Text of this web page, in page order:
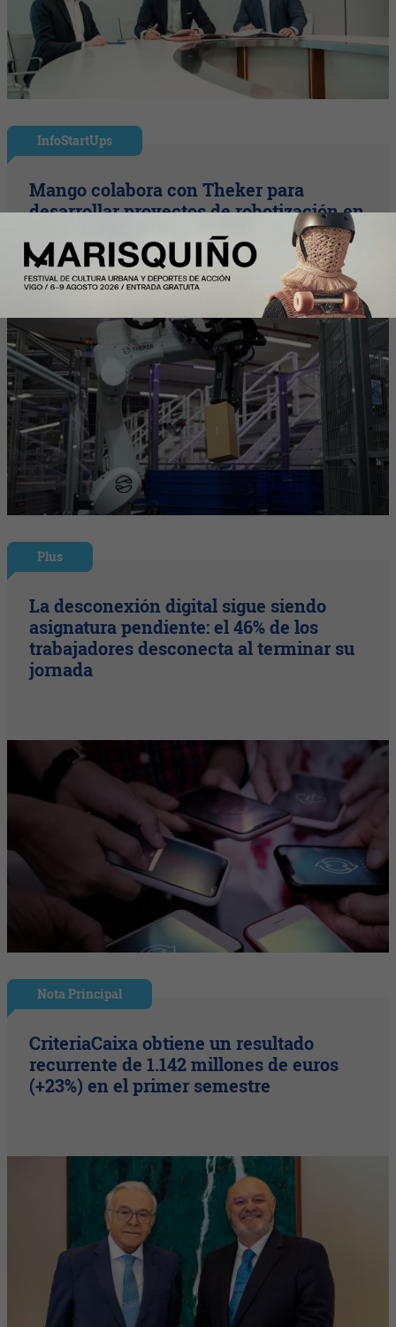
InfoStartUps
Mango colabora con Theker para
desarrollar proyectos de robotización en
Plus
La desconexión digital sigue siendo
asignatura pendiente: el 46% de los
trabajadores desconecta al terminar su
jornada
Nota Principal
CriteriaCaixa obtiene un resultado
recurrente de 1.142 millones de euros
(+23%) en el primer semestre